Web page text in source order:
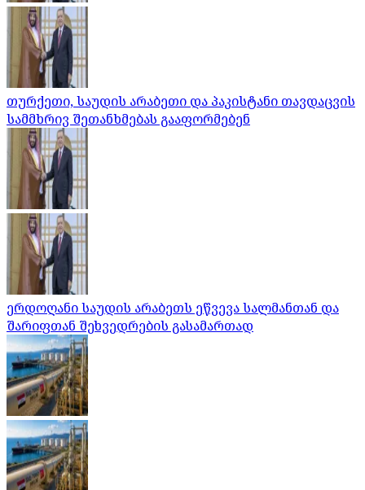
თურქეთი, საუდის არაბეთი და პაკისტანი თავდაცვის
სამმხრივ შეთანხმებას გააფორმებენ
ერდოღანი საუდის არაბეთს ეწვევა სალმანთან და
შარიფთან შეხვედრების გასამართად